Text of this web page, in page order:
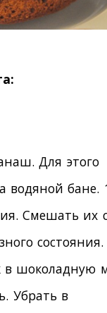
Для этого
водяной бане.
Смешать их
состояния.
шоколадную
Убрать в